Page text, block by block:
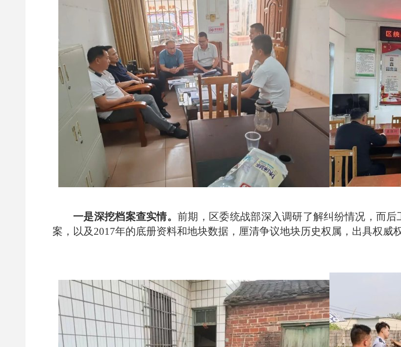
一是深挖档案查实情。前期，区委统战部深入调研了解纠纷情况，而
案，以及2017年的底册资料和地块数据，厘清争议地块历史权属，出具权威